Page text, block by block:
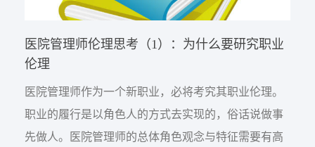
医院管理师伦理思考（1）：为什么要研究职业
伦理
医院管理师作为一个新职业，必将考究其职业伦理。
职业的履行是以角色人的方式去实现的，俗话说做事
先做人。医院管理师的总体角色观念与特征需要有高